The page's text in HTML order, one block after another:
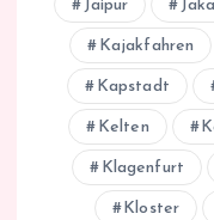
Jaipur
Kajakfahren
Kapstadt
Kelten
Klagenfurt
Kloster